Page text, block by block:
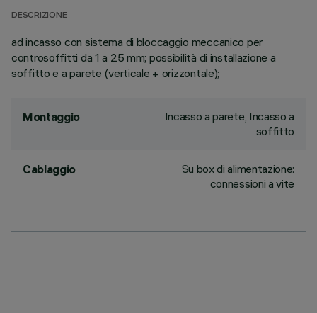
DESCRIZIONE
ad incasso con sistema di bloccaggio meccanico per
controsoffitti da 1 a 25 mm; possibilità di installazione a
soffitto e a parete (verticale + orizzontale);
Montaggio
Incasso a parete, Incasso a
soffitto
Cablaggio
Su box di alimentazione:
connessioni a vite